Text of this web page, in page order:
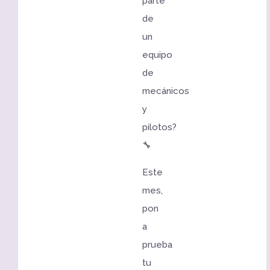
de
un
equipo
de
mecánicos
y
pilotos?
🔧
Este
mes,
pon
a
prueba
tu